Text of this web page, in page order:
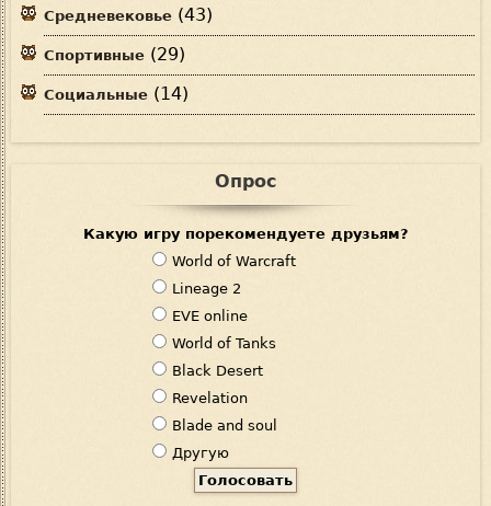
Средневековье (43)
Спортивные (29)
Социальные (14)
Опрос
Какую игру порекомендуете друзьям?
В
а
р
и
а
н
т
ы
World of Warcraft
Lineage 2
EVE online
World of Tanks
Black Desert
Revelation
Blade and soul
Другую